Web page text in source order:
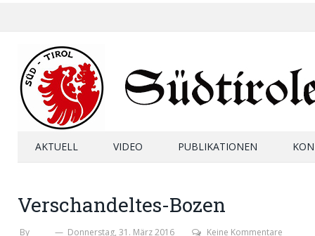
AKTUELL VIDEO PUBLIKATIONEN
Verschandeltes-Bozen
By Donnerstag, 31. März 2016 Keine Kommentare